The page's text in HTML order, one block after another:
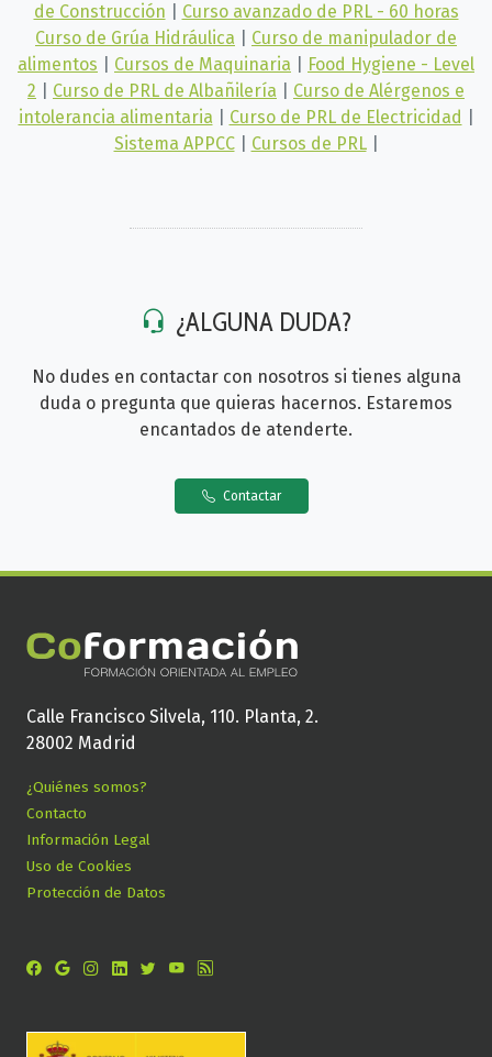
de Construcción
Curso avanzado de PRL - 60 horas
Curso de Grúa Hidráulica
Curso de manipulador de
alimentos
Cursos de Maquinaria
Food Hygiene - Level
2
Curso de PRL de Albañilería
Curso de Alérgenos e
intolerancia alimentaria
Curso de PRL de Electricidad
Sistema APPCC
Cursos de PRL
¿ALGUNA DUDA?
No dudes en contactar con nosotros si tienes alguna
duda o pregunta que quieras hacernos. Estaremos
encantados de atenderte.
Contactar
Calle Francisco Silvela, 110. Planta, 2.
28002 Madrid
¿Quiénes somos?
Contacto
Información Legal
Uso de Cookies
Protección de Datos